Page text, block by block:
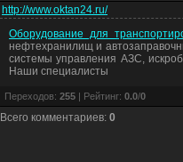
http://www.oktan24.ru/
Оборудование для
нефтехранилищ и
системы управления АЗС,
Наши специалисты
Переходов: 255 | Рейтинг: 0.0/0
Всего комментариев: 0